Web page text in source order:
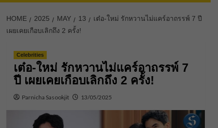
HOME 2025 MAY 13
เต๋อ-ใหม่ รักหวานไม่แคร์อาถรรพ์ 7 ปี
เผยเคยเกือบเลิกถึง 2 ครั้ง!
Celebrities
เต๋อ-ใหม่ รักหวานไม่แคร์อาถรรพ์ 7
ปี เผยเคยเกือบเลิกถึง 2 ครั้ง!
Parnicha Sasookjit 13/05/2025